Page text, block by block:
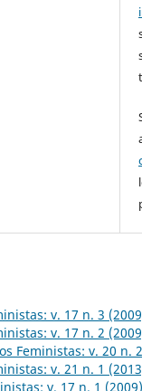
v. 17 n. 3
v. 17 n. 2
Feministas: v. 20 n.
v. 21 n. 1
v. 17 n. 1 (2009)